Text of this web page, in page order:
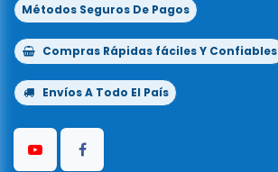
Métodos Seguros De Pagos
Compras Rápidas fáciles Y Confiables
Envíos A Todo El País